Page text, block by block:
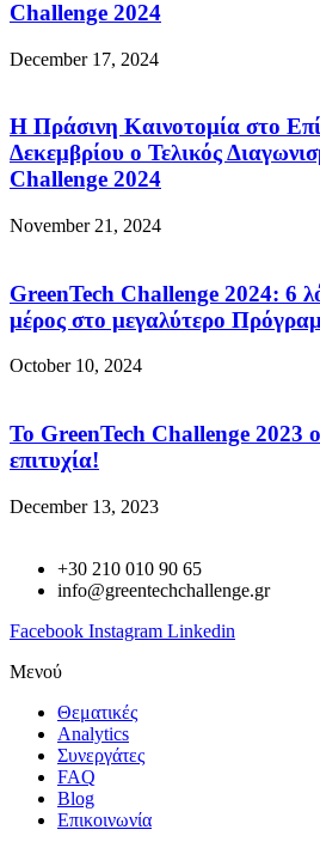
Challenge 2024
December 17, 2024
Η Πράσινη Καινοτομία στο
Δεκεμβρίου ο Τελικός
Challenge 2024
November 21, 2024
GreenTech Challenge 2024: 6
μέρος στο μεγαλύτερο
October 10, 2024
To GreenTech Challenge 2023
επιτυχία!
December 13, 2023
+30 210 010 90 65
info@greentechchallenge.gr
Facebook Instagram Linkedin
Μενού
Θεματικές
Analytics
Συνεργάτες
FAQ
Blog
Επικοινωνία